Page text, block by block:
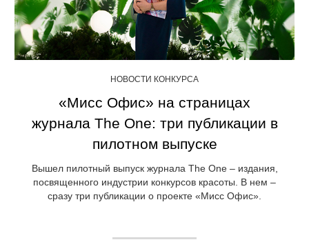
НОВОСТИ КОНКУРСА
«Мисс Офис» на страницах
журнала The One: три публикации в
пилотном выпуске
Вышел пилотный выпуск журнала The One – издания,
посвященного индустрии конкурсов красоты. В нем –
сразу три публикации о проекте «Мисс Офис».